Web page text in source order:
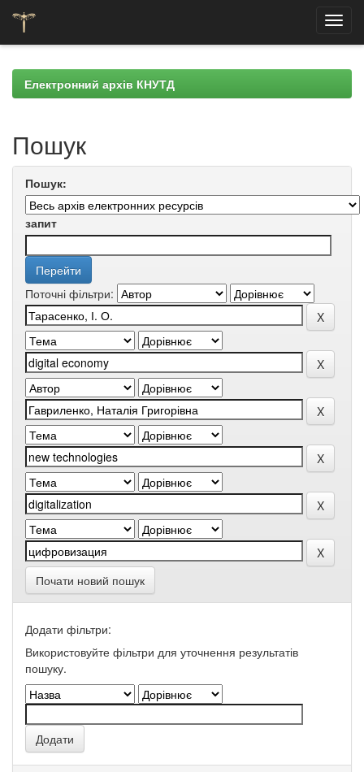
navigationЕлектронний архів КНУТД
Пошук
Пошук:
запит
Поточні фільтри:
Почати новий пошук
Додати фільтри:
Використовуйте фільтри для уточнення результатів
пошуку.